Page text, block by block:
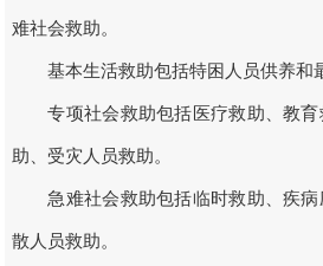
难社会救助。
基本生活救助包括特困人员供养和
专项社会救助包括医疗救助、教
助、受灾人员救助。
急难社会救助包括临时救助、疾
散人员救助。